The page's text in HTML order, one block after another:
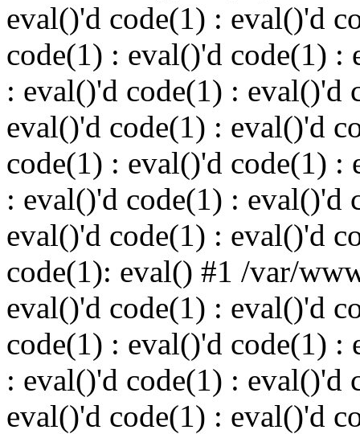
eval()'d code(1) : eval()'d
code(1) : eval()'d code(1) :
: eval()'d code(1) : eval()'d
eval()'d code(1) : eval()'d
code(1) : eval()'d code(1) :
: eval()'d code(1) : eval()'d
eval()'d code(1) : eval()'d
code(1): eval() #1 /var/
eval()'d code(1) : eval()'d
code(1) : eval()'d code(1) :
: eval()'d code(1) : eval()'d
eval()'d code(1) : eval()'d